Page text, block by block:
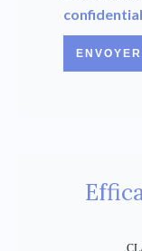
ENVOYER